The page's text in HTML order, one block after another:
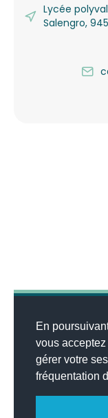
En
vous
gérer votre
fréquentation
Lycée
Salengro,
© 2026